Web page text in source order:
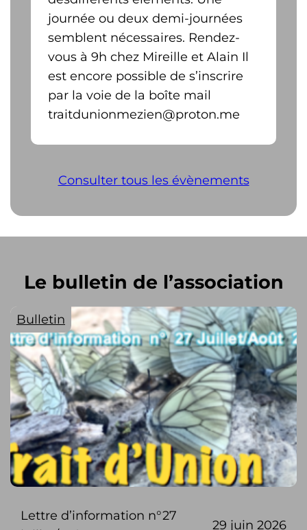
journée ou deux demi-journées
semblent nécessaires. Rendez-
vous à 9h chez Mireille et Alain Il
est encore possible de s’inscrire
par la voie de la boîte mail
traitdunionmezien@proton.me
Consulter tous les évènements
Le bulletin de l’association
Bulletin
Lettre d’information n°27
29 juin 2026